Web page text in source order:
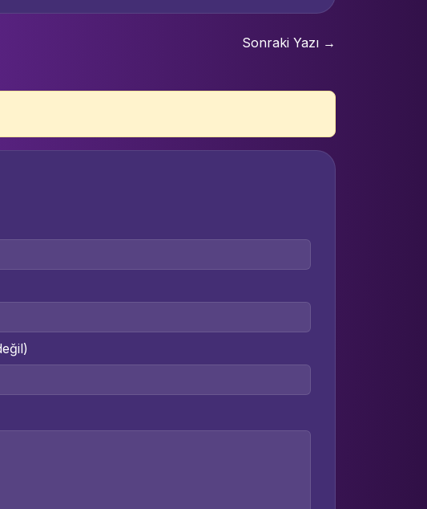
Sonraki Yazı →